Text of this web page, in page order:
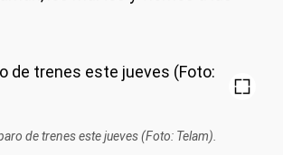
de trenes este jueves (Foto: Telam).